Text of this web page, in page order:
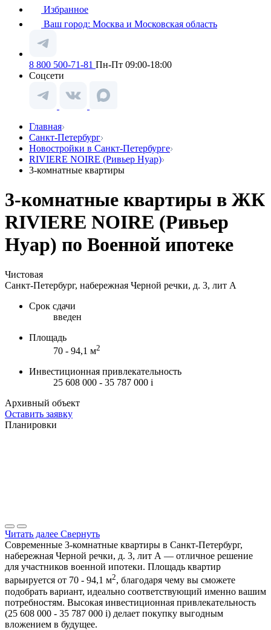
Избранное
Ваш город: Москва и Московская область
8 800 500-71-81 Пн-Пт 09:00-18:00
Соцсети
Главная
Санкт-Петербург
Новостройки в Санкт-Петербурге
RIVIERE NOIRE (Ривьер Нуар)
3-комнатные квартиры
3-комнатные квартиры в ЖК
RIVIERE NOIRE (Ривьер
Нуар) по Военной ипотеке
Чистовая
Санкт-Петербург, набережная Черной речки, д. 3, лит А
Срок сдачи
введен
Площадь
70 - 94,1 м2
Инвестиционная привлекательность
25 608 000 - 35 787 000 i
Архивный объект
Оставить заявку
Планировки
Читать далее Свернуть
Современные 3-комнатные квартиры в Санкт-Петербург,
набережная Черной речки, д. 3, лит А — отличное решение
для участников военной ипотеки. Площадь квартир
варьируется от 70 - 94,1 м2, благодаря чему вы сможете
подобрать вариант, идеально соответствующий именно вашим
потребностям. Высокая инвестиционная привлекательность
(25 608 000 - 35 787 000 i) делает покупку выгодным
вложением в будущее.